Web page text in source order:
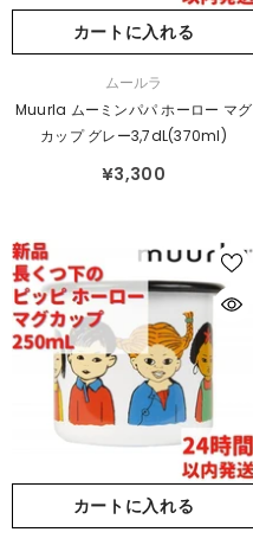
カートに入れる
売
ムールラ
Muurla ムーミンパパ ホーロー マグ
カップ グレー3,7dL(370ml)
¥3,300
カートに入れる